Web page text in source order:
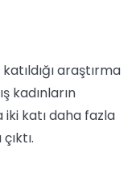
araştırma
kadınların
iki katı daha fazla